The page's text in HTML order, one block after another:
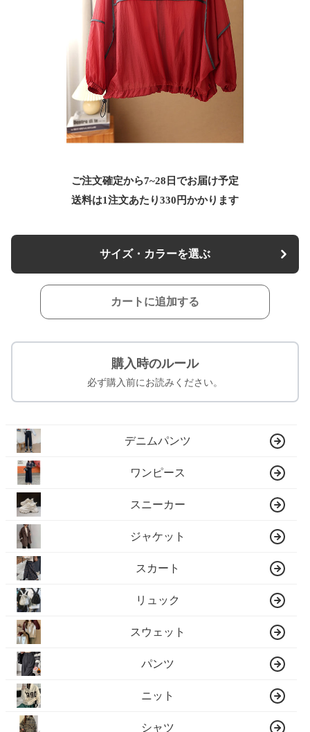
ご注文確定から7~28日でお届け予定
送料は1注文あたり330 円かかります
サイズ・カラーを選ぶ
カートに追加する
購入時のルール
必ず購入前にお読みください。
デニムパンツ
ワンピース
スニーカー
ジャケット
スカート
リュック
スウェット
パンツ
ニット
シャツ